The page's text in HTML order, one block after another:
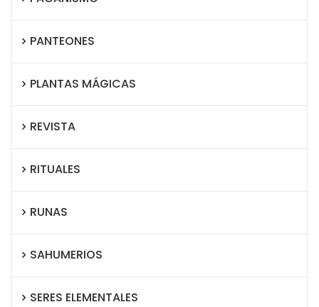
PANTEONES
PLANTAS MÁGICAS
REVISTA
RITUALES
RUNAS
SAHUMERIOS
SERES ELEMENTALES